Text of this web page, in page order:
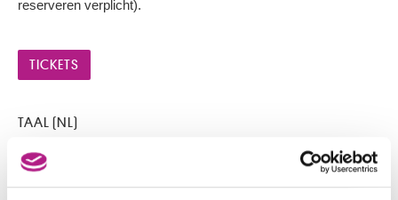
reserveren verplicht).
TICKETS
TAAL (NL)
TIJDSTIP
15:00 - 16:30